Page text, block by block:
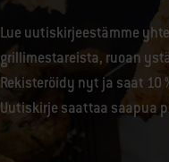
Lue uutiskirjeestämme
grillimestareista, ruoan
Rekisteröidy nyt ja saat
Uutiskirje saattaa saapua